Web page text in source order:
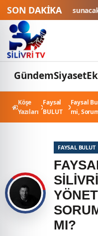
SON DAKİKA
sunacakDüğün
GündemSiyaset
Köşe
Yazıları
Faysal
BULUT
Faysal
mi,
FAYSAL BULUT
MI?